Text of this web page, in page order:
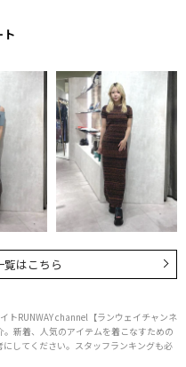
ト
はこちら
トRUNWAY channel【ランウェイチャンネ
新着、人気のアイテムを着こなすための
してください。スタッフランキングも必